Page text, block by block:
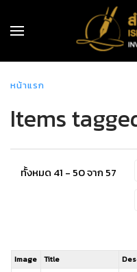
หน้าแรก
Items
ทั้งหมด 41 - 50 จาก 57
Image Title